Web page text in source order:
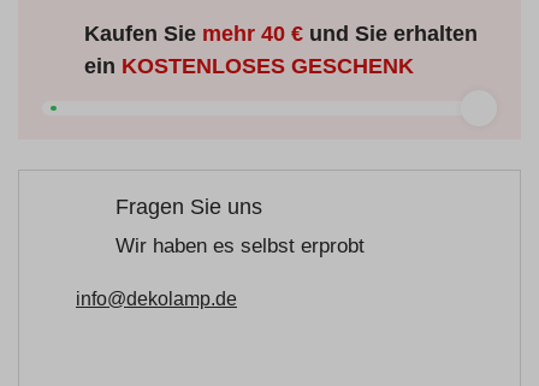
Kaufen Sie mehr40 €und Sie erhalten
ein KOSTENLOSES GESCHENK
Fragen Sie uns
Wir haben es selbst erprobt
info@dekolamp.de